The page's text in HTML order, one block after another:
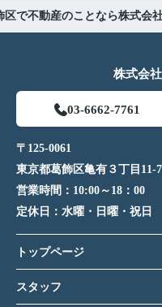
区で不動産のことなら株式会
株式会
03-6662-7761
〒125-0061
東京都葛飾区亀有３丁目11-
営業時間： 10:00～18：00
定休日： 水曜・日曜・祝日
トップページ
スタッフ